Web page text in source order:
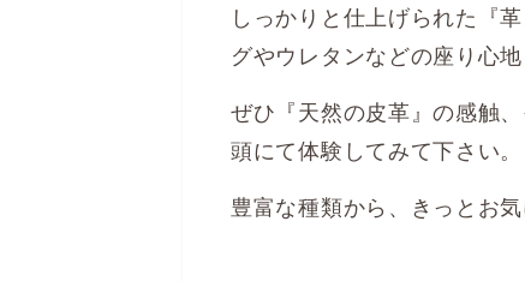
しっかりと仕上げられた『
グやウレタンなどの座り心
ぜひ『天然の皮革』の感触
頭にて体験してみて下さい。
豊富な種類から、きっとお